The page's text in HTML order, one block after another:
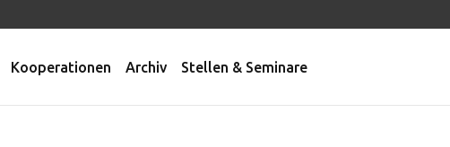
Kooperationen Archiv Stellen & Seminare